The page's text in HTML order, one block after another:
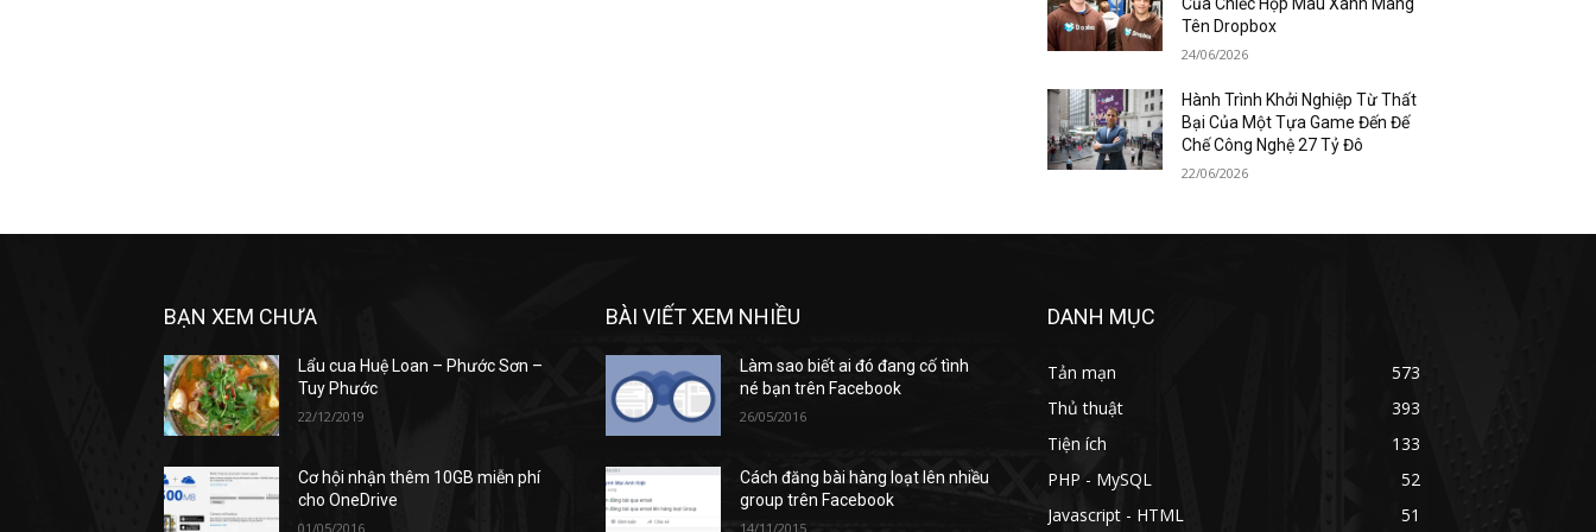
Tên Dropbox
24/06/2026
Hành Trình Khởi Nghiệp Từ Thất
Bại Của Một Tựa Game Đến Đế
Chế Công Nghệ 27 Tỷ Đô
22/06/2026
BẠN XEM CHƯA
Lẩu cua Huệ Loan – Phước Sơn –
Tuy Phước
22/12/2019
Cơ hội nhận thêm 10GB miễn phí
cho OneDrive
01/05/2016
BÀI VIẾT XEM NHIỀU
Làm sao biết ai đó đang cố tình
né bạn trên Facebook
26/05/2016
Cách đăng bài hàng loạt lên nhiều
group trên Facebook
14/11/2015
DANH MỤC
Tản mạn
573
Thủ thuật
393
Tiện ích
133
PHP - MySQL
52
Javascript - HTML
51